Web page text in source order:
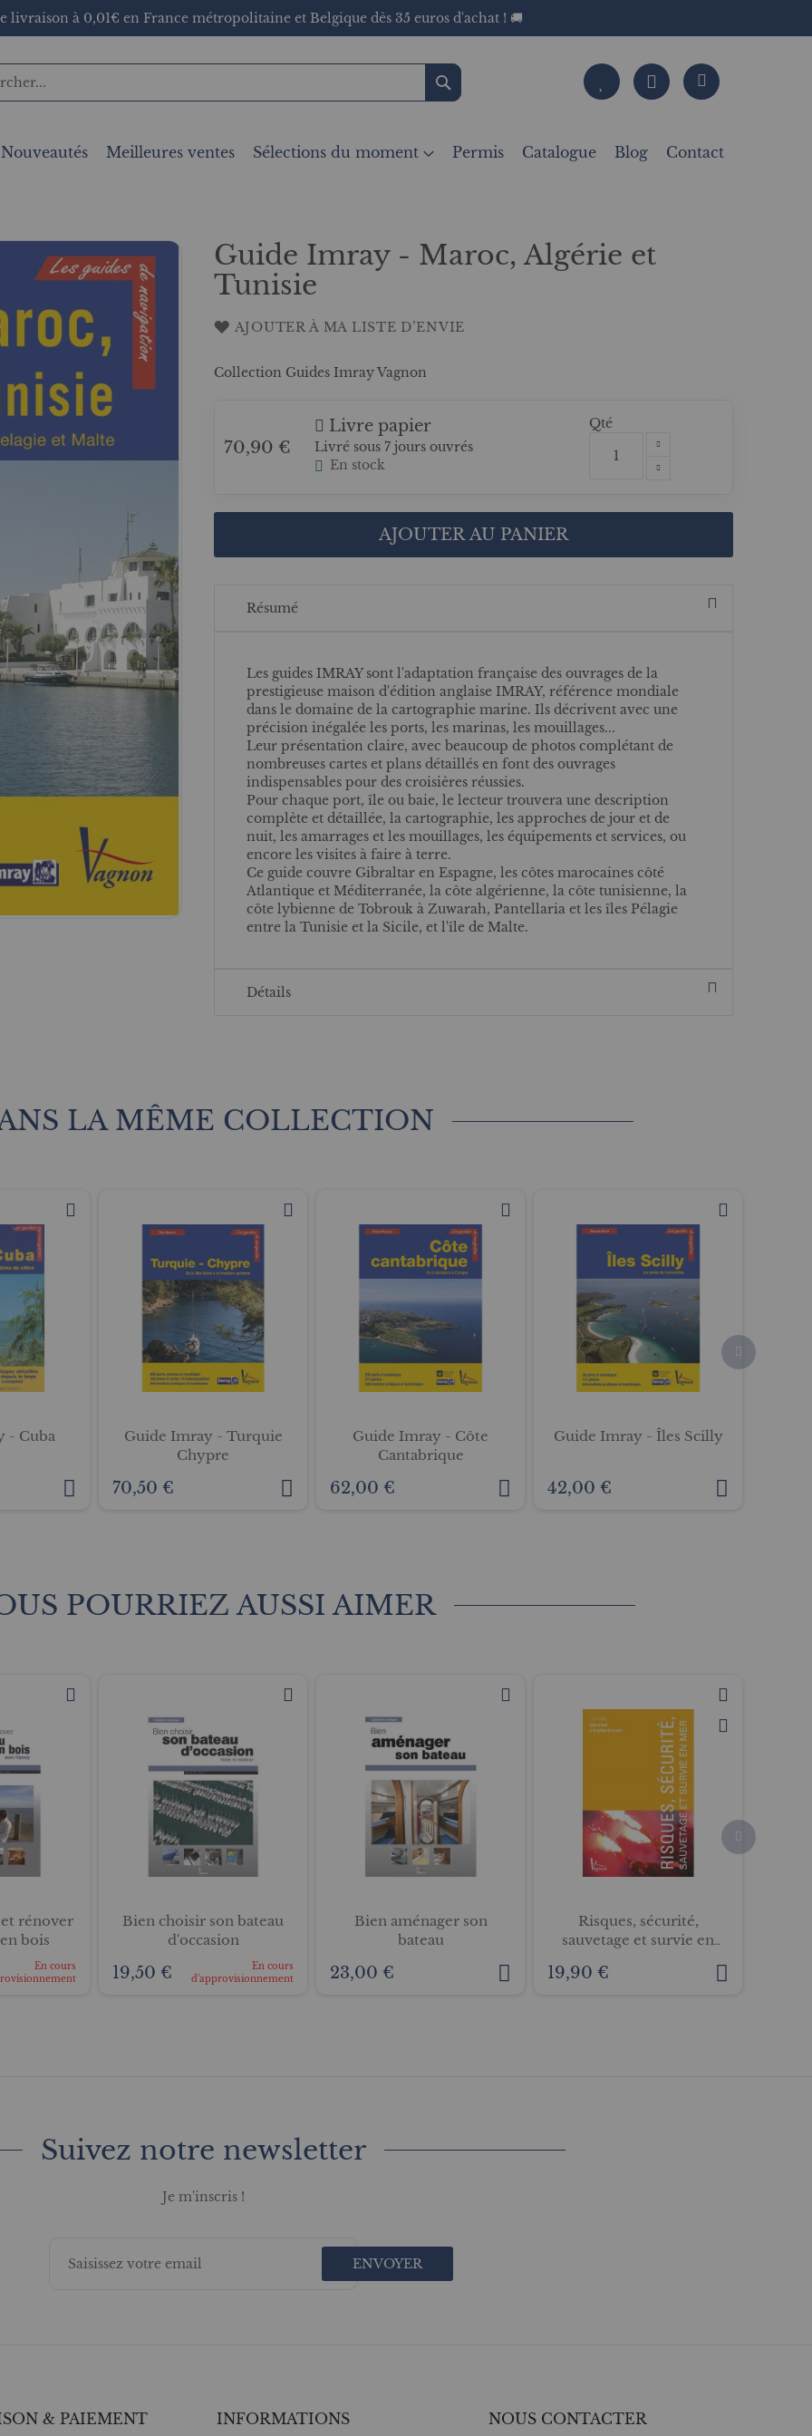
livraison à 0,01€ en France métropolitaine et Belgique dès 35 euros d'achat ! 🚚
Rechercher
Nouveautés Meilleures ventes Sélections du moment Permis Catalogue Blog Contact
Guide Imray - Maroc, Algérie et
Tunisie
AJOUTER À MA LISTE D’ENVIE
Collection Guides Imray Vagnon
70,90 €
Livre papier
Livré sous 7 jours ouvrés
En stock
Qté
AJOUTER AU PANIER
Résumé
Les guides IMRAY sont l'adaptation française des ouvrages de la
prestigieuse maison d'édition anglaise IMRAY, référence mondiale
dans le domaine de la cartographie marine. Ils décrivent avec une
précision inégalée les ports, les marinas, les mouillages...
Leur présentation claire, avec beaucoup de photos complétant de
nombreuses cartes et plans détaillés en font des ouvrages
indispensables pour des croisières réussies.
Pour chaque port, île ou baie, le lecteur trouvera une description
complète et détaillée, la cartographie, les approches de jour et de
nuit, les amarrages et les mouillages, les équipements et services, ou
encore les visites à faire à terre.
Ce guide couvre Gibraltar en Espagne, les côtes marocaines côté
Atlantique et Méditerranée, la côte algérienne, la côte tunisienne, la
côte lybienne de Tobrouk à Zuwarah, Pantellaria et les îles Pélagie
entre la Tunisie et la Sicile, et l'île de Malte.
Détails
LA MÊME COLLECTION
- Cuba
Guide Imray - Turquie
Chypre
70,50 €
Guide Imray - Côte
Cantabrique
62,00 €
Guide Imray - Îles Scilly
42,00 €
POURRIEZ AUSSI AIMER
et rénover
bois
En cours
Bien choisir son bateau
d'occasion
19,50 €
En cours
d'approvisionnement
Bien aménager son
bateau
23,00 €
Risques, sécurité,
sauvetage et survie en
19,90 €
Suivez notre newsletter
Je m'inscris !
ENVOYER
& PAIEMENT INFORMATIONS NOUS CONTACTER